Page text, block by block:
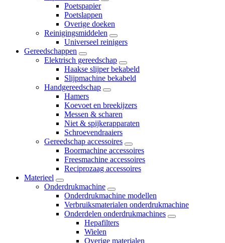
Poetspapier
Poetslappen
Overige doeken
Reinigingsmiddelen
Universeel reinigers
Gereedschappen
Elektrisch gereedschap
Haakse slijper bekabeld
Slijpmachine bekabeld
Handgereedschap
Hamers
Koevoet en breekijzers
Messen & scharen
Niet & spijkerapparaten
Schroevendraaiers
Gereedschap accessoires
Boormachine accessoires
Freesmachine accessoires
Reciprozaag accessoires
Materieel
Onderdrukmachine
Onderdrukmachine modellen
Verbruiksmaterialen onderdrukmachine
Onderdelen onderdrukmachines
Hepafilters
Wielen
Overige materialen